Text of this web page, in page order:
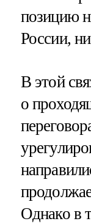
позицию
России,
В этой
о
Однако в